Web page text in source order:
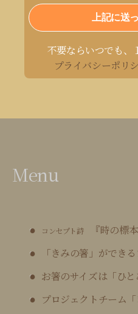
不要ならいつでも、
プライバシーポリ
Menu
コンセプト詩
『時の標本
「きみの箸」ができ
お箸のサイズは「ひ
プロジェクトチーム「